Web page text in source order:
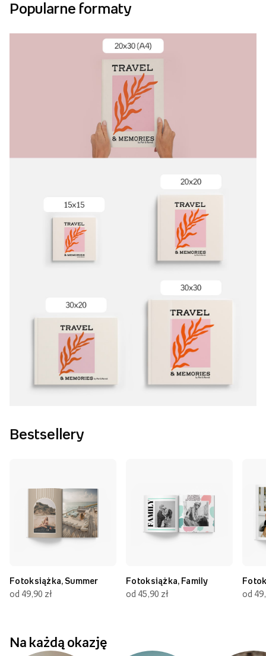
Popularne formaty
Bestsellery
Fotoksiążka, Summer
od 49,90 zł
Fotoksiążka, Family
od 45,90 zł
od
Na każdą okazję